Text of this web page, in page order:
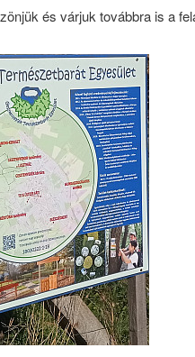
és várjuk továbbra is a